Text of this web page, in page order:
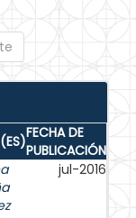
FECHA DE
PUBLICACIÓN
jul-2016